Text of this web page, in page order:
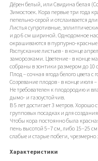
Дёрен белый, или Свидина белая
Зимостоек. Кора первые три года
пепельно-серой и отслаивается
Листья супротивные,
и до 6 см шириной. Однодомное
окрашиваются в пурпурно-красные
Распускание листьев - в конце
заморозками. Цветение - в конце
собраны в зонтики размером до 10
Плод – сочная ягода белого цвета
Созревание плодов - в конце июля
Не требователен к плодородию и
дымо- и газоустойчив.
В 5 лет достигает 3 метров. Хорошо
групповых посадках и для
Чтобы кора постоянно была
пень высотой 5–7 см, либо 15–25
слабые и старые побеги,
Характеристики